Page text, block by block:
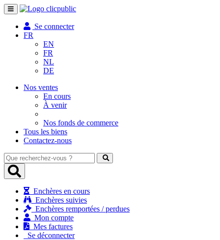
Toggle
navigation
Se connecter
FR
EN
FR
NL
DE
Nos ventes
En cours
À venir
Nos fonds de commerce
Tous les biens
Contactez-nous
Que
recherchez-
vous
Enchères en cours
Enchères suivies
Enchères remportées / perdues
Mon compte
Mes factures
Se déconnecter